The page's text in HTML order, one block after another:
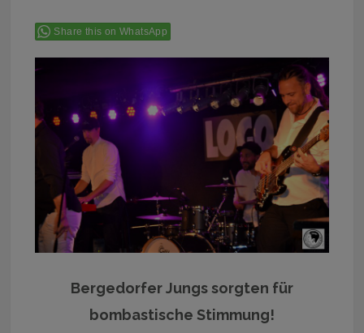
Share this on WhatsApp
Bergedorfer Jungs sorgten für
bombastische Stimmung!